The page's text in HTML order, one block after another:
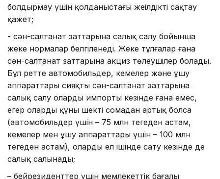
болдырмау үшін қолданыстағы жеңілдікті сақтау
қажет;
- сән-салтанат заттарына салық салу бойынша
жеке нормалар белгіленеді. Жеке тұлғалар ғана
сән-салтанат заттарына акциз төлеушілер болады.
Бұл ретте автомобильдер, кемелер және ұшу
аппараттары сияқты сән-салтанат заттарына
салық салу олардың импорты кезінде ғана емес,
егер олардың құны шекті сомадан артық болса
(автомобильдер үшін – 75 млн теңгеден астам,
кемелер мен ұшу аппараттары үшін – 100 млн
теңгеден астам), оларды ел ішінде сату кезінде де
салық салынады;
– бейрезиденттер үшін мемлекеттік бағалы